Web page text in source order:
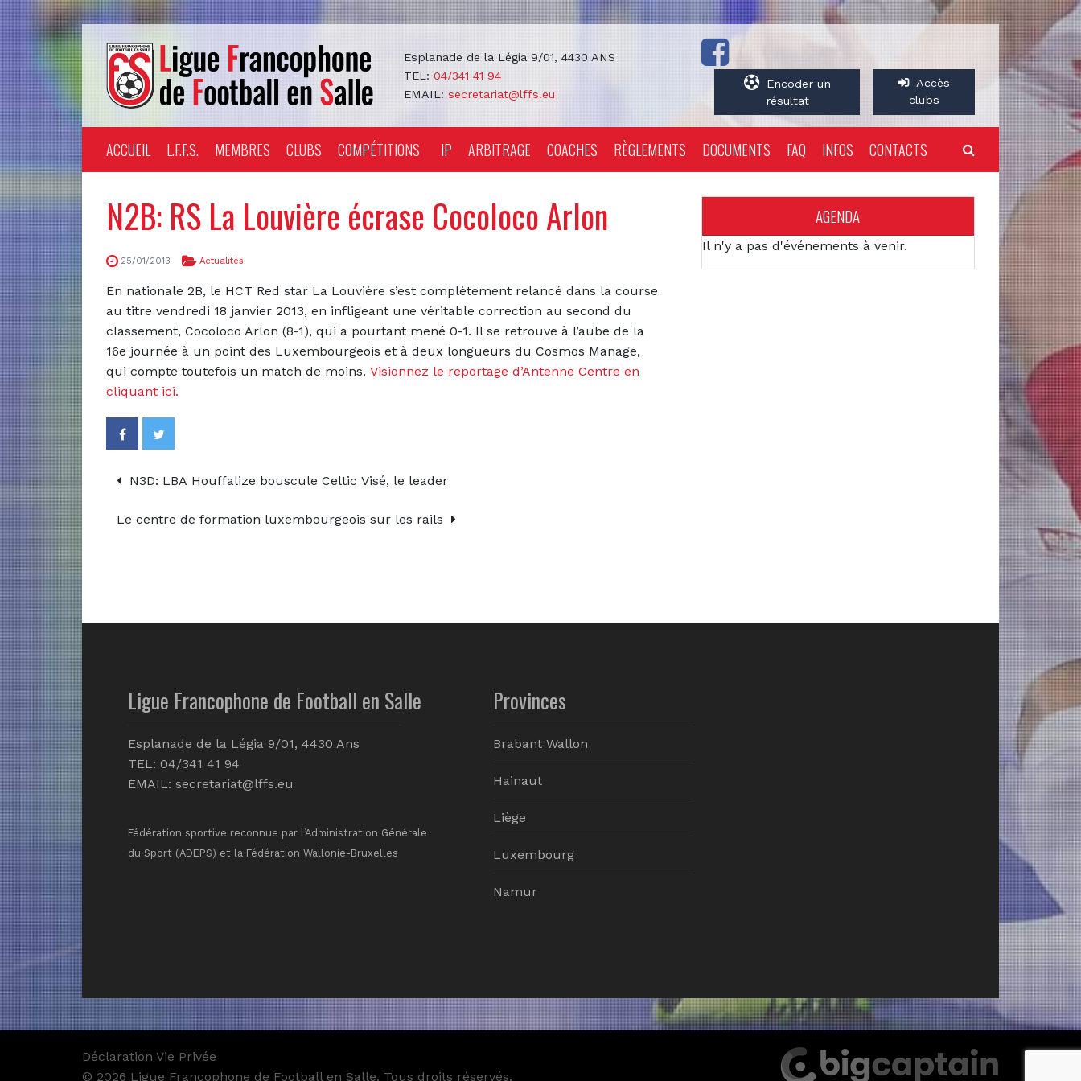
Esplanade de la Légia 9/01, 4430 ANS
TEL: 04/341 41 94
EMAIL: secretariat@lffs.eu
Encoder un
résultat
Accès
clubs
ACCUEIL L.F.F.S. MEMBRES CLUBS COMPÉTITIONS IP ARBITRAGE COACHES RÈGLEMENTS DOCUMENTS FAQ INFOS CONTACTS
N2B: RS La Louvière écrase Cocoloco Arlon
25/01/2013 Actualités
En nationale 2B, le HCT Red star La Louvière s’est complètement relancé dans la course
au titre vendredi 18 janvier 2013, en infligeant une véritable correction au second du
classement, Cocoloco Arlon (8-1), qui a pourtant mené 0-1. Il se retrouve à l’aube de la
16e journée à un point des Luxembourgeois et à deux longueurs du Cosmos Manage,
qui compte toutefois un match de moins. Visionnez le reportage d’Antenne Centre en
cliquant ici.
N3D: LBA Houffalize bouscule Celtic Visé, le leader
Le centre de formation luxembourgeois sur les rails
AGENDA
Il n'y a pas d'événements à venir.
Ligue Francophone de Football en Salle
Esplanade de la Légia 9/01, 4430 Ans
TEL: 04/341 41 94
EMAIL: secretariat@lffs.eu
Fédération sportive reconnue par l’Administration Générale
du Sport (ADEPS) et la Fédération Wallonie-Bruxelles
Provinces
Brabant Wallon
Hainaut
Liège
Luxembourg
Namur
Déclaration Vie Privée
© 2026 Ligue Francophone de Football en Salle. Tous droits réservés.